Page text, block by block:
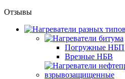
Отзывы
Погружные НБП
Врезные НБВ